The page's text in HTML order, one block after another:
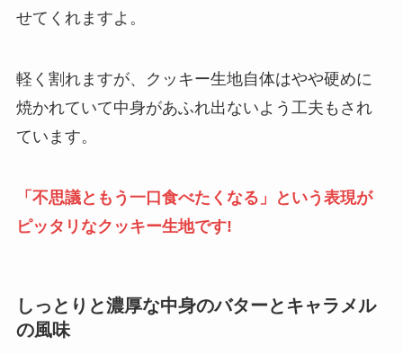
せてくれますよ。
軽く割れますが、クッキー生地自体はやや硬めに
焼かれていて中身があふれ出ないよう工夫もされ
ています。
「不思議ともう一口食べたくなる」という表現が
ピッタリなクッキー生地です!
しっとりと濃厚な中身のバターとキャラメル
の風味